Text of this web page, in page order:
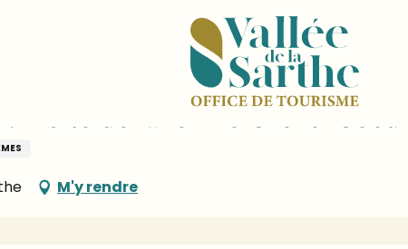
Jeudi du savoir-faire : Visite de la ferme Crève-Coeur
Visite de la ferme Crève-Coeur
M'y rendre